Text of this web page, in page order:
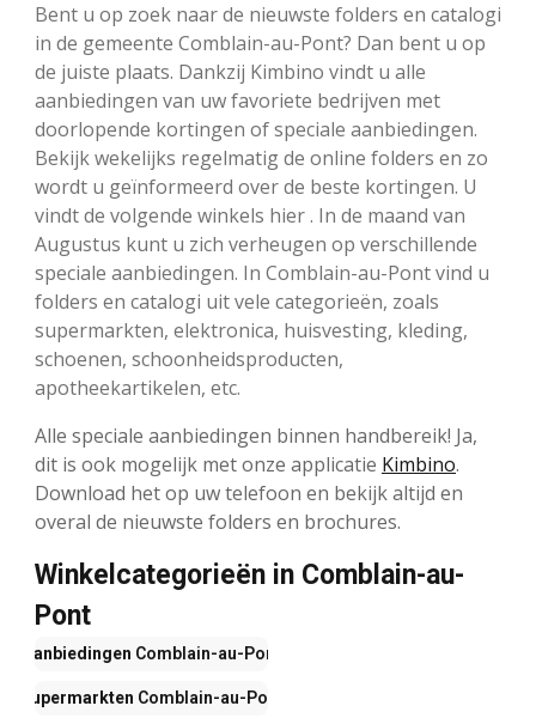
Bent u op zoek naar de nieuwste folders en catalogi
in de gemeente Comblain-au-Pont? Dan bent u op
de juiste plaats. Dankzij Kimbino vindt u alle
aanbiedingen van uw favoriete bedrijven met
doorlopende kortingen of speciale aanbiedingen.
Bekijk wekelijks regelmatig de online folders en zo
wordt u geïnformeerd over de beste kortingen. U
vindt de volgende winkels hier . In de maand van
Augustus kunt u zich verheugen op verschillende
speciale aanbiedingen. In Comblain-au-Pont vind u
folders en catalogi uit vele categorieën, zoals
supermarkten, elektronica, huisvesting, kleding,
schoenen, schoonheidsproducten,
apotheekartikelen, etc.
Alle speciale aanbiedingen binnen handbereik! Ja,
dit is ook mogelijk met onze applicatie Kimbino.
Download het op uw telefoon en bekijk altijd en
overal de nieuwste folders en brochures.
Winkelcategorieën in Comblain-au-
Pont
Aanbiedingen Comblain-au-Pont
Supermarkten Comblain-au-Pont